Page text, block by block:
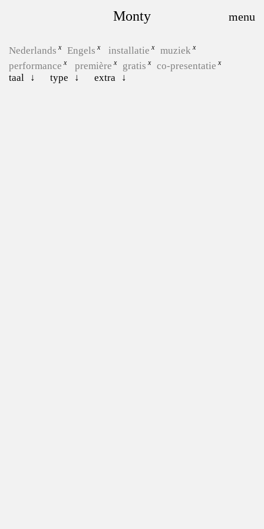
Monty
Nederlands Engels installatie
muziek
performance
première gratis
co-presentatie
taal
type extra